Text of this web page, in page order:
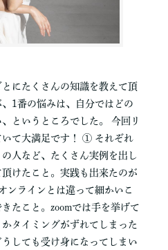
にたくさんの知識を教えて頂
1番の悩みは、自分ではどの
というところでした。 今回リ
いて大満足です！ ① それぞれ
人など、たくさん実例を出し
けたこと。実践も出来たのが
ンラインとは違って細かいこ
たこと。zoomでは手を挙げて
タイミングがずれてしまった
しても受け身になってしまい